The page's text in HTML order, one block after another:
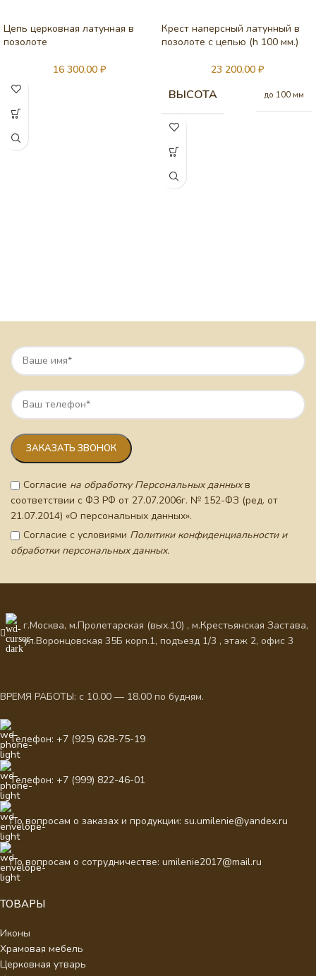
Цепь церковная латунная в
позолоте
16 300,00 ₽
Крест наперсный латунный в
позолоте с цепью (h 100 мм.)
23 200,00 ₽
ВЫСОТА до 100 мм
Согласие на обработку Персональных данныхв
соответствии с ФЗ РФ от 27.07.2006г. № 152-ФЗ (ред. от
21.07.2014) «О персональных данных».
Согласие с условиями Политики конфиденциальности и
обработки персональных данных.
г.Москва, м.Пролетарская (вых.10) , м.Крестьянская Застава,
ул.Воронцовская 35Б корп.1, подъезд 1/3 , этаж 2, офис 3
ВРЕМЯ РАБОТЫ: с 10.00 — 18.00 по будням.
Телефон: +7 (925) 628-75-19
Телефон: +7 (999) 822-46-01
По вопросам о заказах и продукции: su.umilenie@yandex.ru
По вопросам о сотрудничестве: umilenie2017@mail.ru
ТОВАРЫ
Иконы
Храмовая мебель
Церковная утварь